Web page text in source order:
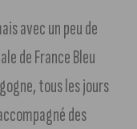
avec un peu de
de France Bleu
tous les jours
des